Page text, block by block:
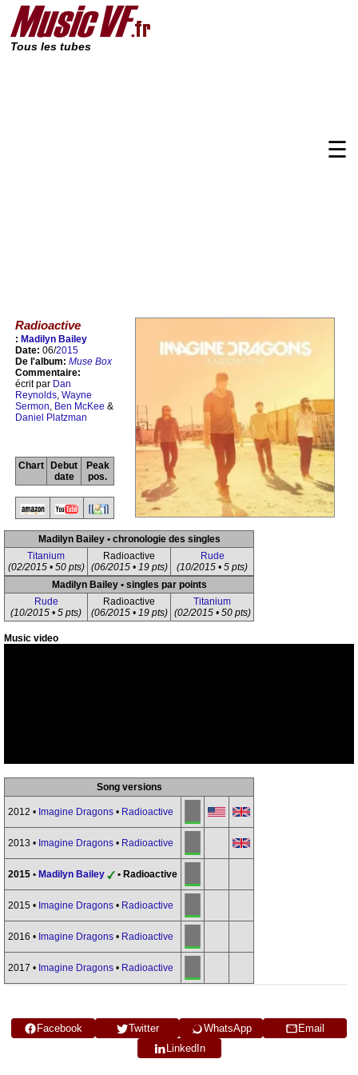
Tous les tubes
☰
Radioactive
: Madilyn Bailey
Date: 06/2015
De l'album: Muse Box
Commentaire:
écrit par Dan
Reynolds, Wayne
Sermon, Ben McKee &
Daniel Platzman
Chart
Debut
date
Peak
pos.
Madilyn Bailey • chronologie des singles
Titanium
(02/2015 • 50 pts)
Radioactive
(06/2015 • 19 pts)
Rude
(10/2015 • 5 pts)
Madilyn Bailey • singles par points
Rude
(10/2015 • 5 pts)
Radioactive
(06/2015 • 19 pts)
Titanium
(02/2015 • 50 pts)
Music video
Song versions
2012 • Imagine Dragons • Radioactive
2013 • Imagine Dragons • Radioactive
2015 • Madilyn Bailey • Radioactive
2015 • Imagine Dragons • Radioactive
2016 • Imagine Dragons • Radioactive
2017 • Imagine Dragons • Radioactive
Facebook Twitter WhatsApp
Email
LinkedIn